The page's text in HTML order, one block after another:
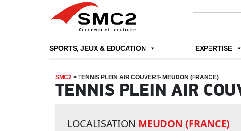
for:
SPORTS, JEUX & EDUCATION EXPERTISE
SMC2 > TENNIS PLEIN AIR COUVERT- MEUDON (FRANCE)
TENNIS PLEIN AIR
LOCALISATION MEUDON (FRANCE)